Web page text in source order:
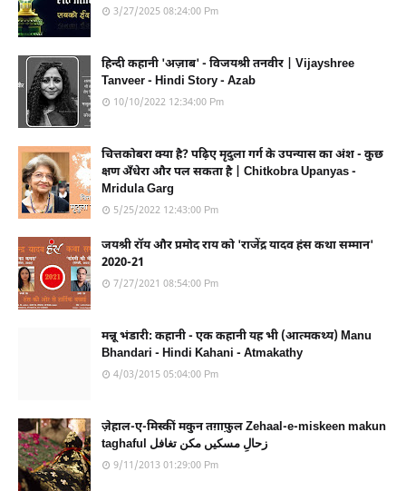
3/27/2025 08:24:00 Pm
हिन्दी कहानी 'अज़ाब' - विजयश्री तनवीर | Vijayshree
Tanveer - Hindi Story - Azab
10/10/2022 12:34:00 Pm
चित्तकोबरा क्या है? पढ़िए मृदुला गर्ग के उपन्यास का अंश - कुछ
क्षण अँधेरा और पल सकता है | Chitkobra Upanyas -
Mridula Garg
5/25/2022 12:43:00 Pm
जयश्री रॉय और प्रमोद राय को 'राजेंद्र यादव हंस कथा सम्मान'
2020-21
7/27/2021 08:54:00 Pm
मन्नू भंडारी: कहानी - एक कहानी यह भी (आत्मकथ्य) Manu
Bhandari - Hindi Kahani - Atmakathy
4/03/2015 05:04:00 Pm
ज़ेहाल-ए-मिस्कीं मकुन तग़ाफ़ुल Zehaal-e-miskeen makun
taghaful زحالِ مسکیں مکن تغافل
9/11/2013 01:29:00 Pm